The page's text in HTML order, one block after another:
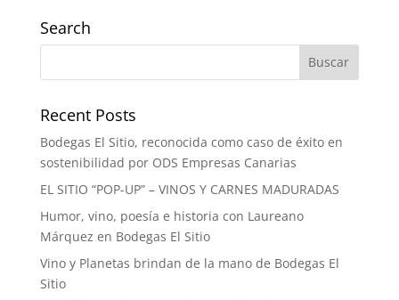
Search
Recent Posts
Bodegas El Sitio, reconocida como caso de éxito en
sostenibilidad por ODS Empresas Canarias
EL SITIO “POP-UP” – VINOS Y CARNES MADURADAS
Humor, vino, poesía e historia con Laureano
Márquez en Bodegas El Sitio
Vino y Planetas brindan de la mano de Bodegas El
Sitio